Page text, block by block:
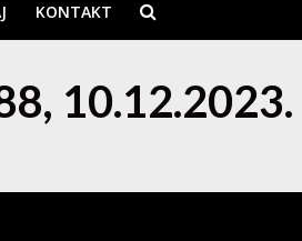
KONTAKT
10.12.2023.